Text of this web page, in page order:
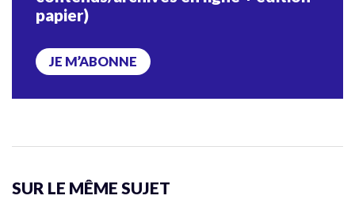
papier)
JE M’ABONNE
SUR LE MÊME SUJET